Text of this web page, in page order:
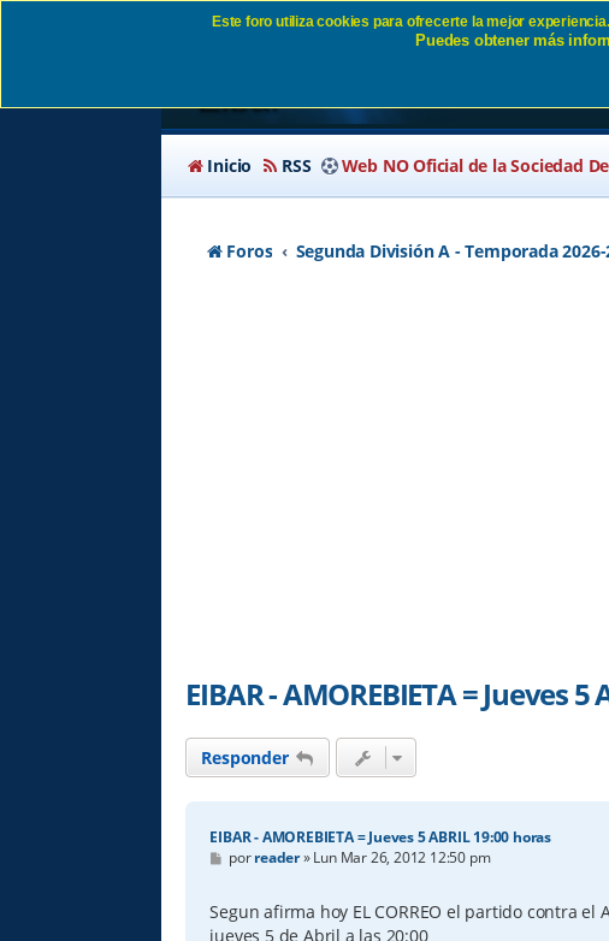
EIBAR - AMOREBIETA
Inicio RSS Web NO Oficial de la Sociedad
Foros Segunda División A - Temporada 2026-
EIBAR - AMOREBIETA = Jueves
Responder
EIBAR - AMOREBIETA = Jueves 5 ABRIL 19:00 horas
M
e
s
a
porreader»Lun Mar 26, 2012 12:50 pm
Segun afirma hoy EL CORREO el partido contra el
jueves 5 de Abril a las 20:00
Este foro utiliza cookies para ofrecerte la mejor
Puedes obtener más